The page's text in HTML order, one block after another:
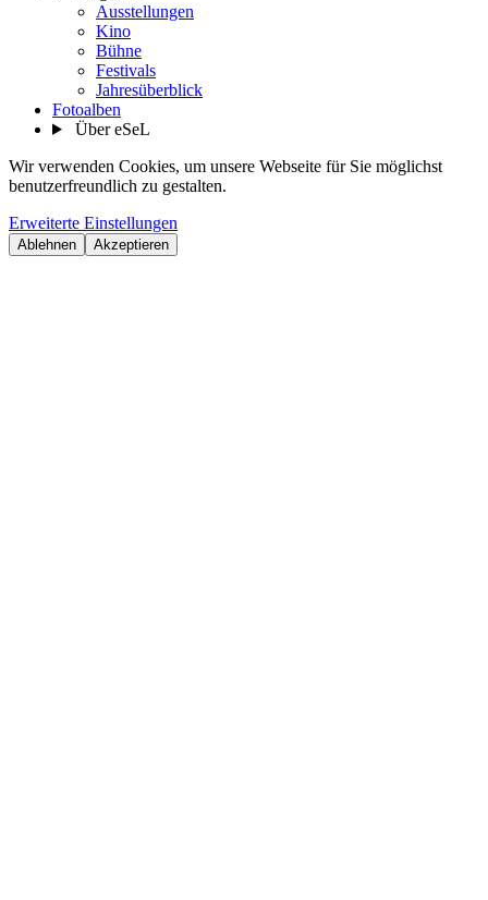
Ausstellungen
Kino
Bühne
Festivals
Jahresüberblick
Fotoalben
Über eSeL
Wir verwenden Cookies, um unsere Webseite für Sie möglichst
benutzerfreundlich zu gestalten.
Erweiterte Einstellungen
Ablehnen Akzeptieren